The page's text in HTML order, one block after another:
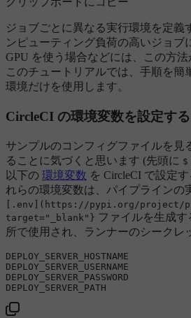
ジョブごとに異なる実行環境を定義
ンピューティング負荷の高いジョブ
GPU を使う場合などには、この方法
このチュートリアルでは、手順を簡
環境だけを使用します。
CircleCI の環境変数を設定する
サンプルのコンフィグファイルを見
ることに気づくと思います (先頭に $
以下の 環境変数 を CircleCI で設定
れらの環境変数は、パイプラインの
[.env](https://pypi.org/project/
target="_blank"} ファイルを生成
所で使用され、ランナーのシークレ
DEPLOY_SERVER_HOSTNAME
DEPLOY_SERVER_USERNAME
DEPLOY_SERVER_PASSWORD